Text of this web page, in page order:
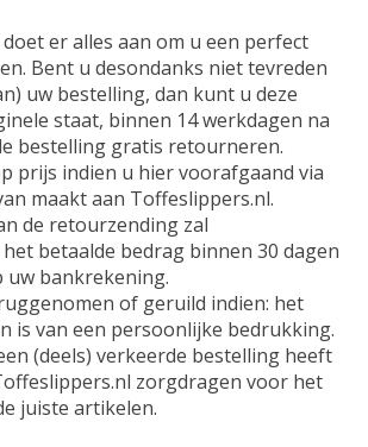
er alles aan om u een perfect
Bent u desondanks niet tevreden
uw bestelling, dan kunt u deze
staat, binnen 14 werkdagen na
bestelling gratis retourneren.
prijs indien u hier voorafgaand via
maakt aan Toffeslippers.nl.
de retourzending zal
betaalde bedrag binnen 30 dagen
bankrekening.
of geruild indien: het
is van een persoonlijke bedrukking.
(deels) verkeerde bestelling heeft
zorgdragen voor het
juiste artikelen.